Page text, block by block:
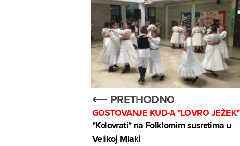
⟵ PRETHODNO
GOSTOVANJE KUD-A "LOVRO JEŽEK"
"Kolovrati" na Folklornim susretima u
Velikoj Mlaki